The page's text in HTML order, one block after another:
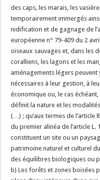
des caps, les marais, les
temporairement immergés
nidification et de gagnage de
européenne n° 79-409 du 2
oiseaux sauvages et, dans les
coralliens, les lagons et les
aménagements légers peuvent
nécessaires à leur gestion, à
économique ou, le cas
définit la nature et les
(…) ; qu’aux termes de l’article
du premier alinéa de l’article L.
constituent un site ou un
patrimoine naturel et culturel
des équilibres biologiques ou
b) Les forêts et zones boisées